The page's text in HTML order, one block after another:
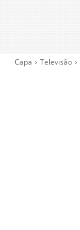
Capa Televisão